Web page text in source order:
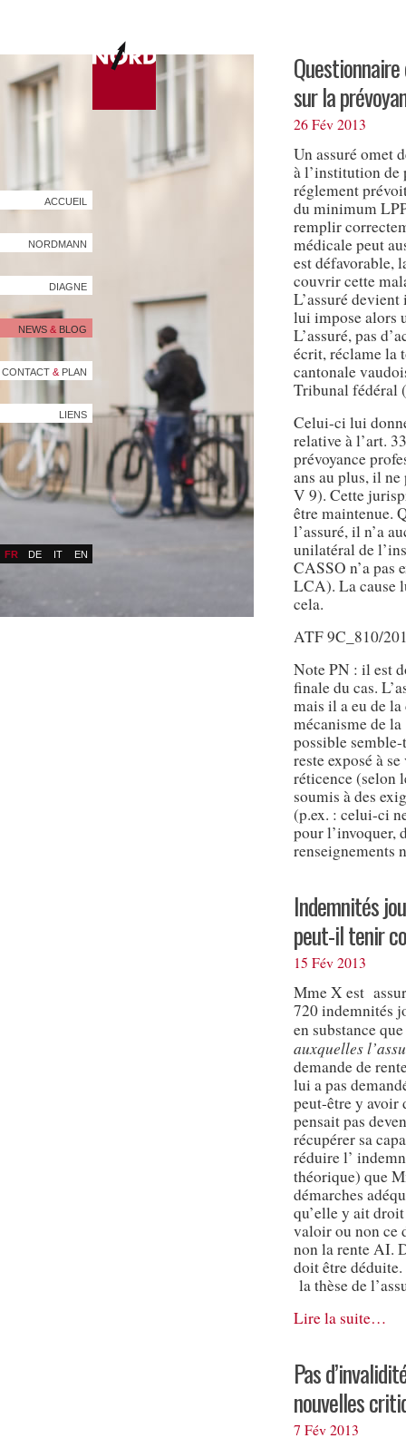
ACCUEIL
NORDMANN
DIAGNE
NEWS & BLOG
CONTACT & PLAN
LIENS
FR DE IT EN
sur la
26 Fév 2013
Un assuré omet
à l’institution de
réglement
du minimum
remplir
médicale peut
est défavorable,
couvrir cette
L’assuré
lui impose alors
L’assuré, pas
écrit, réclame la
cantonale
Tribunal fédéral
Celui-ci lui
relative à l’art.
prévoyance
ans au plus, il
V 9). Cette
être maintenue.
l’assuré, il n’a
unilatéral de
CASSO n’a pas
LCA). La cause
cela.
ATF 9C_810/
Note PN : il est
finale du cas.
mais il a eu de
mécanisme de
possible
reste exposé à
réticence (selon
soumis à des
(p.ex. : celui-ci
pour l’invoquer,
renseignements
Indemnités
peut-il tenir
15 Fév 2013
Mme X est
720 indemnités
en substance
auxquelles
demande de
lui a pas
peut-être y avoir
pensait pas
récupérer sa
réduire l’
théorique) que
démarches
qu’elle y ait
valoir ou non ce
non la rente AI.
doit être
la thèse de
Lire la suite…
Pas
nouvelles
7 Fév 2013